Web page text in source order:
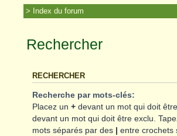
Index du forum
Rechercher
RECHERCHER
Recherche par mots-clés:
Placez un + devant un mot qui doit
devant un mot qui doit être exclu.
mots séparés par des | entre crochets